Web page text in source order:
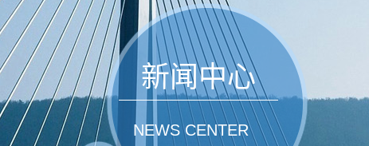
新闻中心
NEWS CENTER